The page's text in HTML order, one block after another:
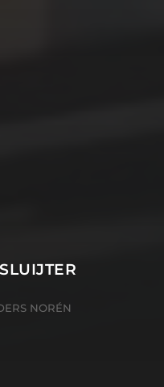
NORÉN